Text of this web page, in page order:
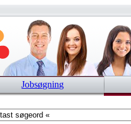
Jobsøgning